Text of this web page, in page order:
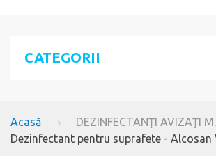
CATEGORII
Acasă
DEZINFECTANŢI AVIZAŢI
Dezinfectant pentru suprafete - Alcosan